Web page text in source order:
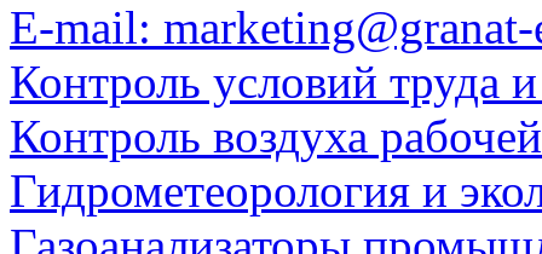
E-mail:
Контроль условий труда
Контроль воздуха
Гидрометеорология и